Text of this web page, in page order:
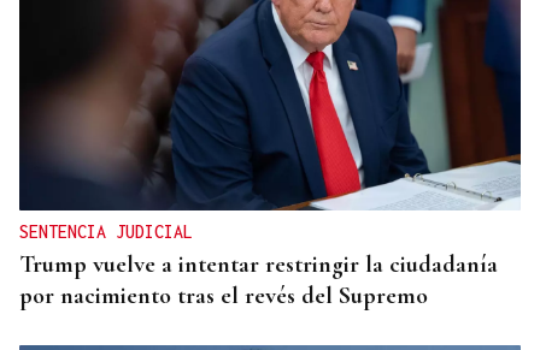
O AFIADOR
Un día haberá autobuses
SENTENCIA JUDICIAL
Trump vuelve a intentar restringir la ciudadanía
por nacimiento tras el revés del Supremo